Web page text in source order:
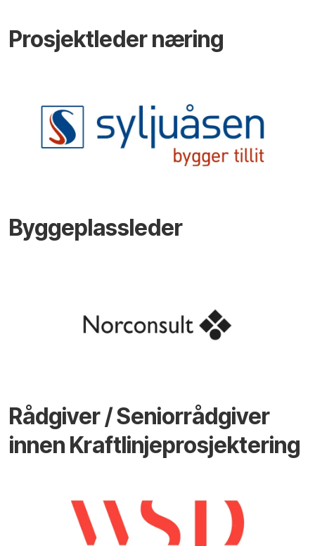
Prosjektleder næring
Byggeplassleder
Rådgiver / Seniorrådgiver
innen Kraftlinjeprosjektering